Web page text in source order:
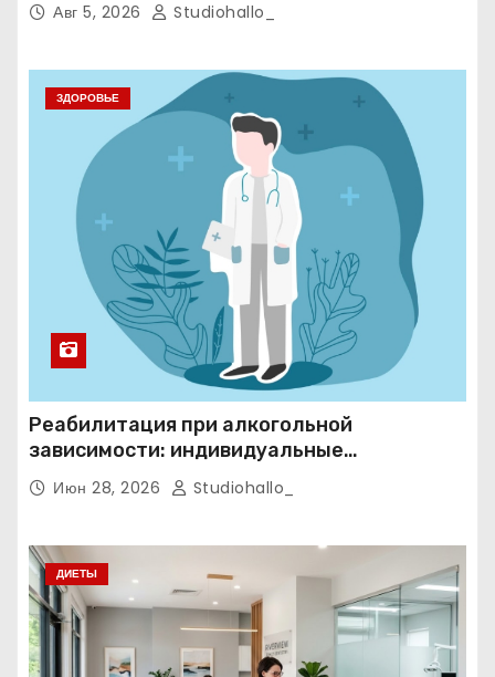
Авг 5, 2026 Studiohallo_
ЗДОРОВЬЕ
Реабилитация при алкогольной
зависимости: индивидуальные
программы, психотерапия и
ресоциализация при анонимном подходе
Июн 28, 2026 Studiohallo_
ДИЕТЫ